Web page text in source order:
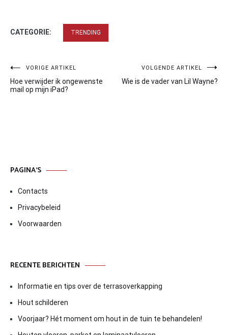
CATEGORIE: TRENDING
Bericht
navigatie
VORIGE ARTIKEL
Hoe verwijder ik ongewenste
mail op mijn iPad?
VOLGENDE ARTIKEL
Wie is de vader van Lil Wayne?
PAGINA’S
Contacts
Privacybeleid
Voorwaarden
RECENTE BERICHTEN
Informatie en tips over de terrasoverkapping
Hout schilderen
Voorjaar? Hét moment om hout in de tuin te behandelen!